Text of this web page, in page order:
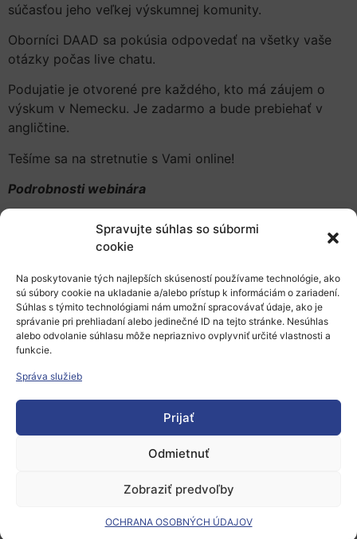
Spravujte súhlas so súbormi
cookie
Na poskytovanie tých najlepších skúseností používame technológie, ako
sú súbory cookie na ukladanie a/alebo prístup k informáciám o zariadení.
Súhlas s týmito technológiami nám umožní spracovávať údaje, ako je
správanie pri prehliadaní alebo jedinečné ID na tejto stránke. Nesúhlas
alebo odvolanie súhlasu môže nepriaznivo ovplyvniť určité vlastnosti a
funkcie.
Správa služieb
Prijať
Odmietnuť
Zobraziť predvoľby
OCHRANA OSOBNÝCH ÚDAJOV
súčasťou jeho veľkej výskumnej komunity.
Oborníci DAAD sa pokúsia odpovedať na všetky vaše
otázky počas live chatu.
Podujatie je otvorené pre každého, kto má záujem o
výskum v Nemecku. Je zadarmo a bude prebiehať v
angličtine.
Tešíme sa na stretnutie s Vami online!
Podrobnosti webinára
výskum v Nemecku?”
Exchange Service (DAAD)
Hostia
Dr. Almuth Wietholtz-Eisert, Leibniz Gemeinschaft
Dr. Alexander Schwarzkopf, Graduate Academy,
University of Jena
Nicole Schwippl, Personnel Services Recruiting Servics,
Dr. Fabian Rhein, R&D Strategy Consultant, Corporate
Technology – University Relations, Siemens AG
►►►Kliknite a zaregistrujte sa!